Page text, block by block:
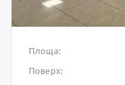
Площа:
Поверх: